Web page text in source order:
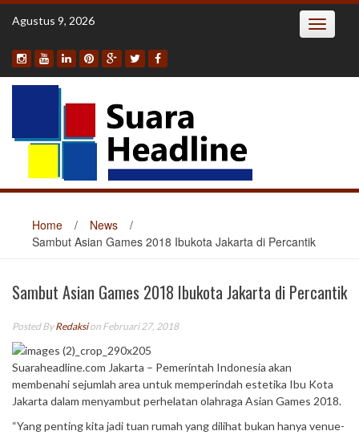
Skip
Agustus 9, 2026 Toggle
Home / News
/
Sambut Asian Games 2018 Ibukota Jakarta di Percantik
Sambut Asian Games 2018 Ibukota Jakarta di Percantik
Posted ByRedaksion Februari 27, 2018
Suaraheadline.com Jakarta – Pemerintah Indonesia akan
membenahi sejumlah area untuk memperindah estetika Ibu Kota
Jakarta dalam menyambut perhelatan olahraga Asian Games 2018.
“Yang penting kita jadi tuan rumah yang dilihat bukan hanya venue-